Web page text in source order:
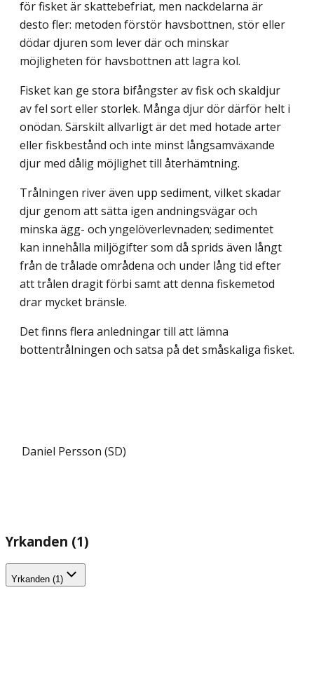
för fisket är skattebefriat, men nackdelarna är
desto fler: metoden förstör havsbottnen, stör eller
dödar djuren som lever där och minskar
möjligheten för havsbottnen att lagra kol.
Fisket kan ge stora bifångster av fisk och skaldjur
av fel sort eller storlek. Många djur dör därför helt i
onödan. Särskilt allvarligt är det med hotade arter
eller fiskbestånd och inte minst långsamväxande
djur med dålig möjlighet till återhämtning.
Trålningen river även upp sediment, vilket skadar
djur genom att sätta igen andnings­vägar och
minska ägg- och yngelöverlevnaden; sedimentet
kan innehålla miljögifter som då sprids även långt
från de trålade områdena och under lång tid efter
att trålen dragit förbi samt att denna fiskemetod
drar mycket bränsle.
Det finns flera anledningar till att lämna
bottentrålningen och satsa på det småskaliga fisket.
Daniel Persson (SD)
Yrkanden (1)
Yrkanden (1)